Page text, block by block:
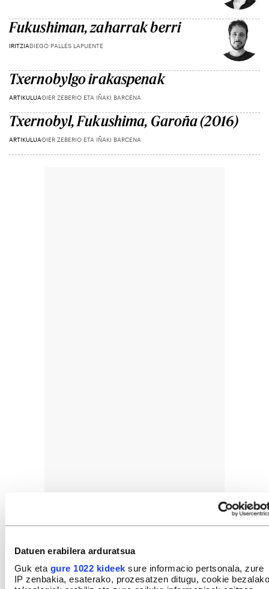
Datuen erabilera arduratsua
Guk eta gure 1022 kideek sure informacio pertsonala, zure
IP zenbakia, esaterako, prozesatzen ditugu, cookie bezalako
Fukushiman, zaharrak berri
IRITZIADIEGO PALLÉS LAPUENTE
Txernobylgo irakaspenak
ARTIKULUAOIER ZEBERIO ETA IÑAKI BARCENA
Txernobyl, Fukushima, Garoña (2016)
ARTIKULUAOIER ZEBERIO ETA IÑAKI BARCENA